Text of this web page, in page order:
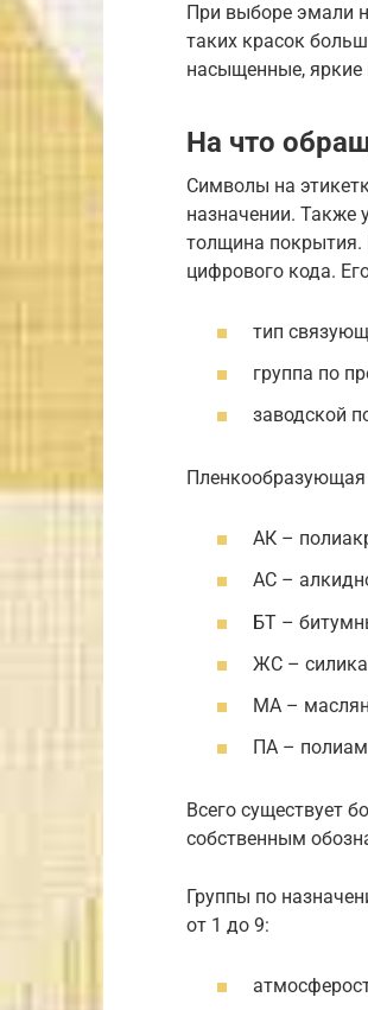
При выборе эмали
таких красок
насыщенные, яркие
На что
Символы на
назначении. Также
толщина покрытия.
цифрового кода.
тип
группа по
заводской
Пленкообразующая
АК –
АС –
БТ –
ЖС –
МА –
ПА –
Всего существует
собственным
Группы по
от 1 до 9: